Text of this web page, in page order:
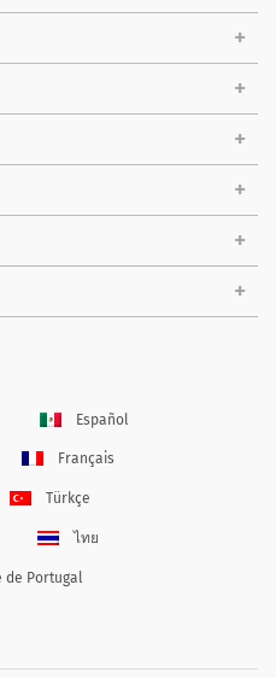
Español
Français
Türkçe
ไทย
de Portugal